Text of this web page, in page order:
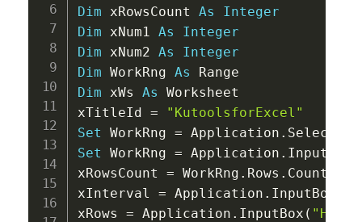
Dim xRowsCount As
Integer
Dim xNum1 As
Integer
Dim xNum2 As
Integer
Dim WorkRng As
Dim xWs As Worksheet
xTitleId =
"KutoolsforExcel"
Set WorkRng = Application .
Set WorkRng = Application . InputBox
xRowsCount = WorkRng . Rows . Count
xInterval = Application . InputBox
xRows = Application . InputBox ( "How